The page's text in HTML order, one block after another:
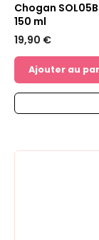
Chogan
150 ml
19,90 €
Ajouter au